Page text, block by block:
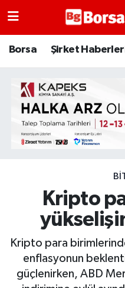
Borsa Şirket
Kripto
Kripto para
enflasyonun
güçlenirken, ABD
Borsa
Emtia
Galeri
Şirket Haberleri
Borsa Gundem
BIST 100 Isı